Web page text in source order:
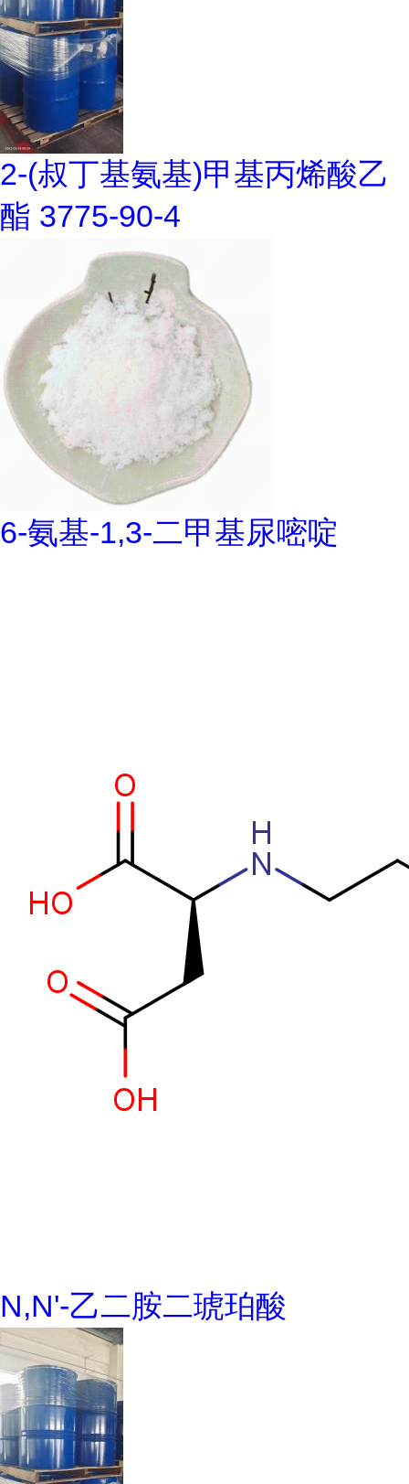
2-(叔丁基氨基)甲基丙烯酸乙
酯 3775-90-4
6-氨基-1,3-二甲基尿嘧啶
N,N'-乙二胺二琥珀酸